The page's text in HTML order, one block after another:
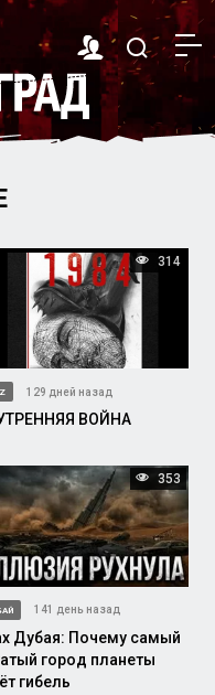
314
129 дней назад
ВОЙНА
353
141 день назад
Дубая: Почему самый
город планеты
гибель